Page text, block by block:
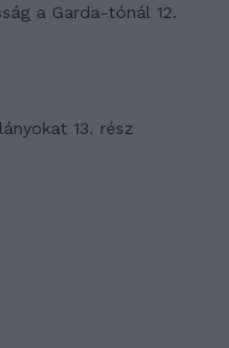
a Garda-tónál 12.
13. rész